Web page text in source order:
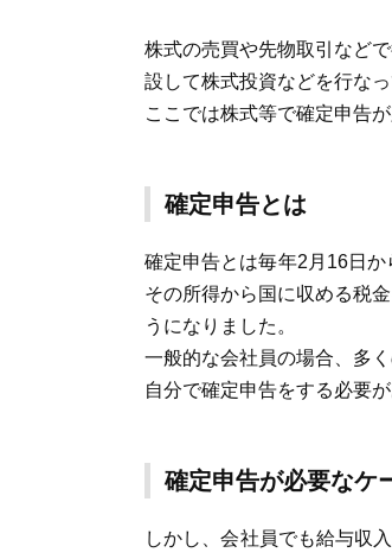
株式の売買や先物取引など
設して株式投資などを行な
ここでは株式等で確定申告
確定申告とは
確定申告とは毎年2月16日
その所得から国に収める税
うになりました。
一般的な会社員の場合、多
自分で確定申告をする必要が
確定申告が必要なケ
しかし、会社員でも給与収